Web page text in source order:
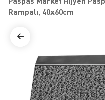
Rampalı, 40x60cm